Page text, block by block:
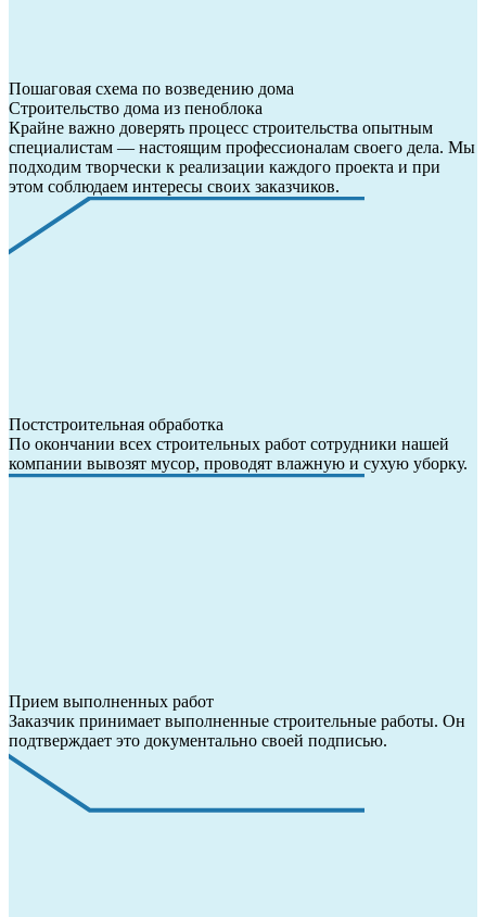
Пошаговая схема по возведению дома
Строительство дома из пеноблока
Крайне важно доверять процесс строительства опытным
специалистам — настоящим профессионалам своего дела. Мы
подходим творчески к реализации каждого проекта и при
этом соблюдаем интересы своих заказчиков.
Постстроительная обработка
По окончании всех строительных работ сотрудники нашей
компании вывозят мусор, проводят влажную и сухую уборку.
Прием выполненных работ
Заказчик принимает выполненные строительные работы. Он
подтверждает это документально своей подписью.